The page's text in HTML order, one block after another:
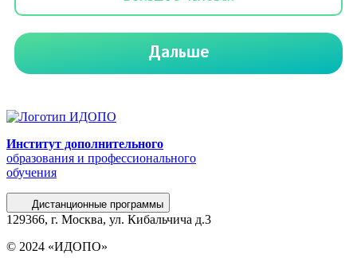
Институт дополнительного
образования и профессионального
обучения
Дистанционные программы
129366, г. Москва, ул. Кибальчича д.3
© 2024 «ИДОПО»